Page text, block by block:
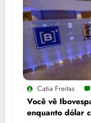
Catia Freitas
Você vê
enquanto dólar